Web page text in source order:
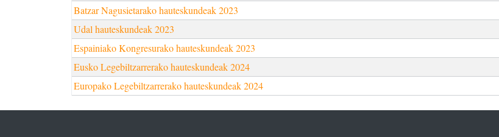
Batzar Nagusietarako hauteskundeak 2023
Udal hauteskundeak 2023
Espainiako Kongresurako hauteskundeak 2023
Eusko Legebiltzarrerako hauteskundeak 2024
Europako Legebiltzarrerako hauteskundeak 2024